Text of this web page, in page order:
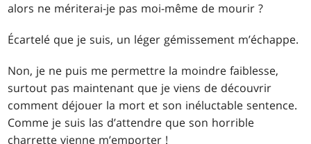
alors ne mériterai-je pas moi-même de mourir ?
Écartelé que je suis, un léger gémissement m’échappe.
Non, je ne puis me permettre la moindre faiblesse,
surtout pas maintenant que je viens de découvrir
comment déjouer la mort et son inéluctable sentence.
Comme je suis las d’attendre que son horrible
charrette vienne m’emporter !